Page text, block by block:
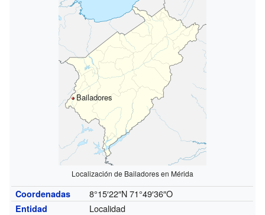
Bailadores
Localización de Bailadores en Mérida
Coordenadas 8°15′22″N 71°49′36″O
Entidad
Localidad